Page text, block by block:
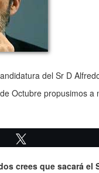
del Sr D
Octubre propusimos
crees que sacará el